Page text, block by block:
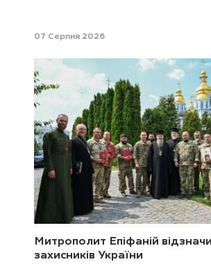
07 Серпня 2026
Митрополит Епіфаній
захисників України